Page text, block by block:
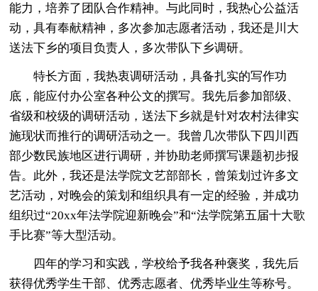
能力，培养了团队合作精神。与此同时，我热心公益活
动，具有奉献精神，多次参加志愿者活动，我还是川大
送法下乡的项目负责人，多次带队下乡调研。
特长方面，我热衷调研活动，具备扎实的写作功
底，能应付办公室各种公文的撰写。我先后参加部级、
省级和校级的调研活动，送法下乡就是针对农村法律实
施现状而推行的调研活动之一。我曾几次带队下四川西
部少数民族地区进行调研，并协助老师撰写课题初步报
告。此外，我还是法学院文艺部部长，曾策划过许多文
艺活动，对晚会的策划和组织具有一定的经验，并成功
组织过“20xx年法学院迎新晚会”和“法学院第五届十大歌
手比赛”等大型活动。
四年的学习和实践，学校给予我各种褒奖，我先后
获得优秀学生干部、优秀志愿者、优秀毕业生等称号。